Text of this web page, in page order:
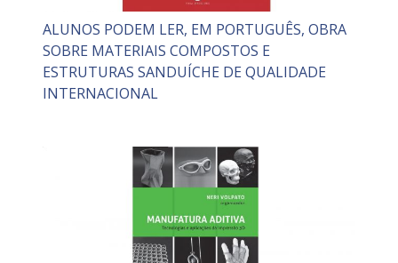
ALUNOS PODEM LER, EM PORTUGUÊS, OBRA
SOBRE MATERIAIS COMPOSTOS E
ESTRUTURAS SANDUÍCHE DE QUALIDADE
INTERNACIONAL